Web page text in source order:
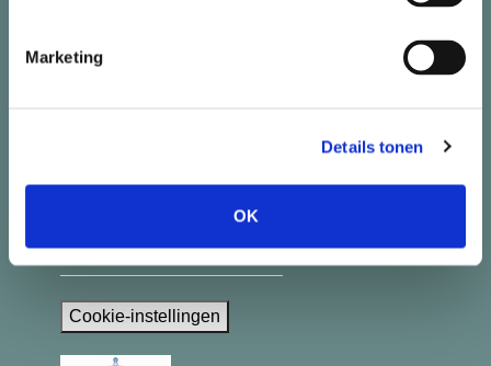
Marketing
Details tonen
OK
Cookie-instellingen